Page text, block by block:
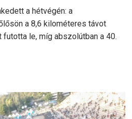
a hétvégén: a
a 8,6 kilométeres távot
le, míg abszolútban a 40.